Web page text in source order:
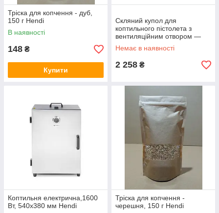
Тріска для копчення - дуб,
150 г Hendi
В наявності
148 ₴
Купити
Скляний купол для
коптильного пістолета з
вентиляційним отвором —
ø130x (H)282 mm, Hendi
Немає в наявності
2 258 ₴
Коптильня електрична,1600
Вт, 540х380 мм Hendi
Тріска для копчення -
черешня, 150 г Hendi